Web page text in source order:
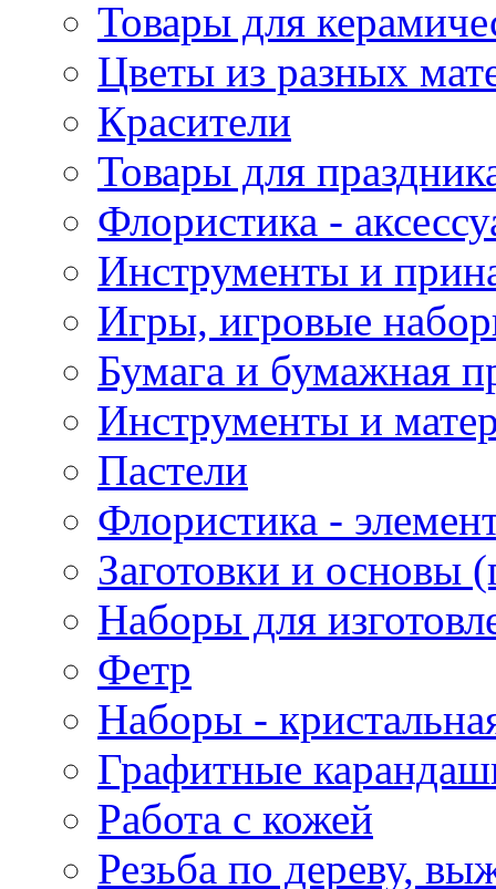
Товары для
Цветы из разных
Красители
Товары для
Флористика -
Инструменты и
Игры, игровые
Бумага и бумажная
Инструменты и
Пастели
Флористика -
Заготовки и основы
Наборы для
Фетр
Наборы -
Графитные
Работа с кожей
Резьба по дереву,